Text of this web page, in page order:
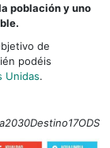
población y uno
de
podéis
Unidas.